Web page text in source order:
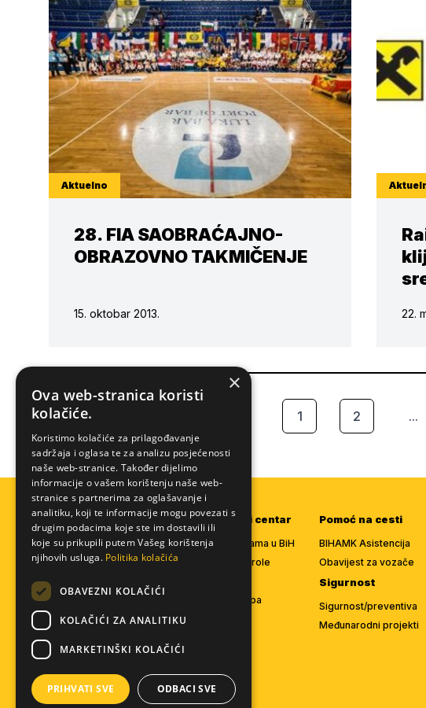
Aktuelno
28. FIA SAOBRAĆAJNO-
OBRAZOVNO TAKMIČENJE
15. oktobar 2013. 22.
1 2 ...
Članstvo
Članski paketi
Učlani se ONLINE
Lokacije za učlanjenje
Uslovi korištenja
BIHAMK BONUS
Informativni centar
Stanje na cestama u BiH
Radarske kontrole
Na putu - Evropa
Touring mapa
Pomoć na cesti
BIHAMK Asistencija
Obavijest za vozače
Sigurnost
Sigurnost/preventiva
Međunarodni projekti
×
Ova web-stranica koristi
kolačiće.
Koristimo kolačiće za prilagođavanje
sadržaja i oglasa te za analizu posjećenosti
naše web-stranice. Također dijelimo
informacije o vašem korištenju naše web-
stranice s partnerima za oglašavanje i
analitiku, koji te informacije mogu povezati s
drugim podacima koje ste im dostavili ili
koje su prikupili putem Vašeg korištenja
njihovih usluga. Politika kolačića
OBAVEZNI KOLAČIĆI
KOLAČIĆI ZA ANALITIKU
MARKETINŠKI KOLAČIĆI
PRIHVATI SVE ODBACI SVE